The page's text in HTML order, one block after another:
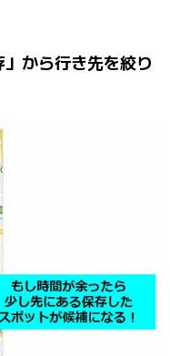
から行き先を絞り